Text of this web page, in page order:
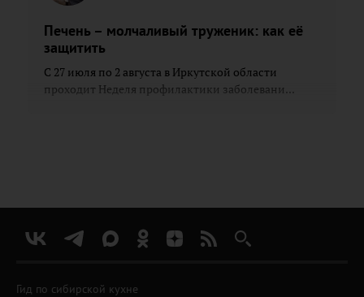
Печень – молчаливый труженик: как её
защитить
С 27 июля по 2 августа в Иркутской области
проходит Неделя профилактики заболевани...
Гид по сибирской кухне